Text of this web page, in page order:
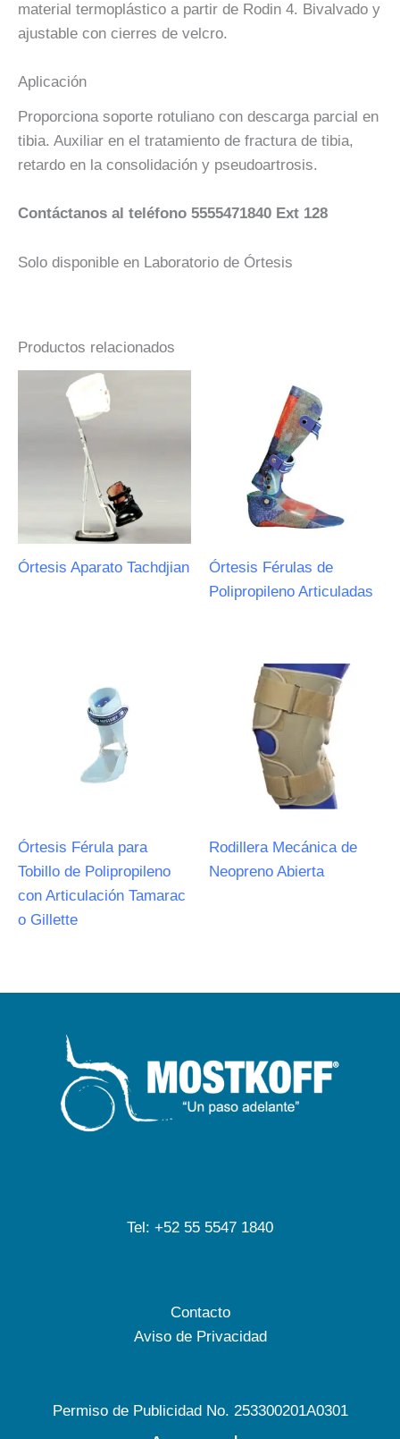
material termoplástico a partir de Rodin 4. Bivalvado y
ajustable con cierres de velcro.
Aplicación
Proporciona soporte rotuliano con descarga parcial en
tibia. Auxiliar en el tratamiento de fractura de tibia,
retardo en la consolidación y pseudoartrosis.
Contáctanos al teléfono 5555471840 Ext 128
Solo disponible en Laboratorio de Órtesis
Productos relacionados
Órtesis Aparato Tachdjian
Órtesis Férulas de
Polipropileno Articuladas
Órtesis Férula para
Tobillo de Polipropileno
con Articulación Tamarac
o Gillette
Rodillera Mecánica de
Neopreno Abierta
Tel: +52 55 5547 1840
Contacto
Aviso de Privacidad
Permiso de Publicidad No. 253300201A0301